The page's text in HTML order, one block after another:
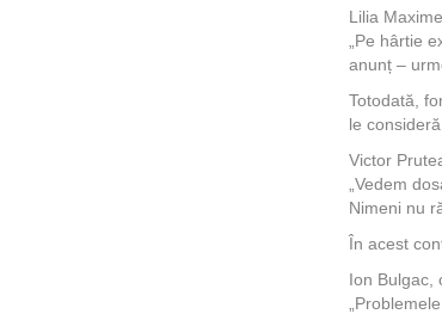
Lilia
„Pe hârtie
anunț –
Totodată,
le
Victor
„Vedem
Nimeni nu
În acest
Ion Bulgac,